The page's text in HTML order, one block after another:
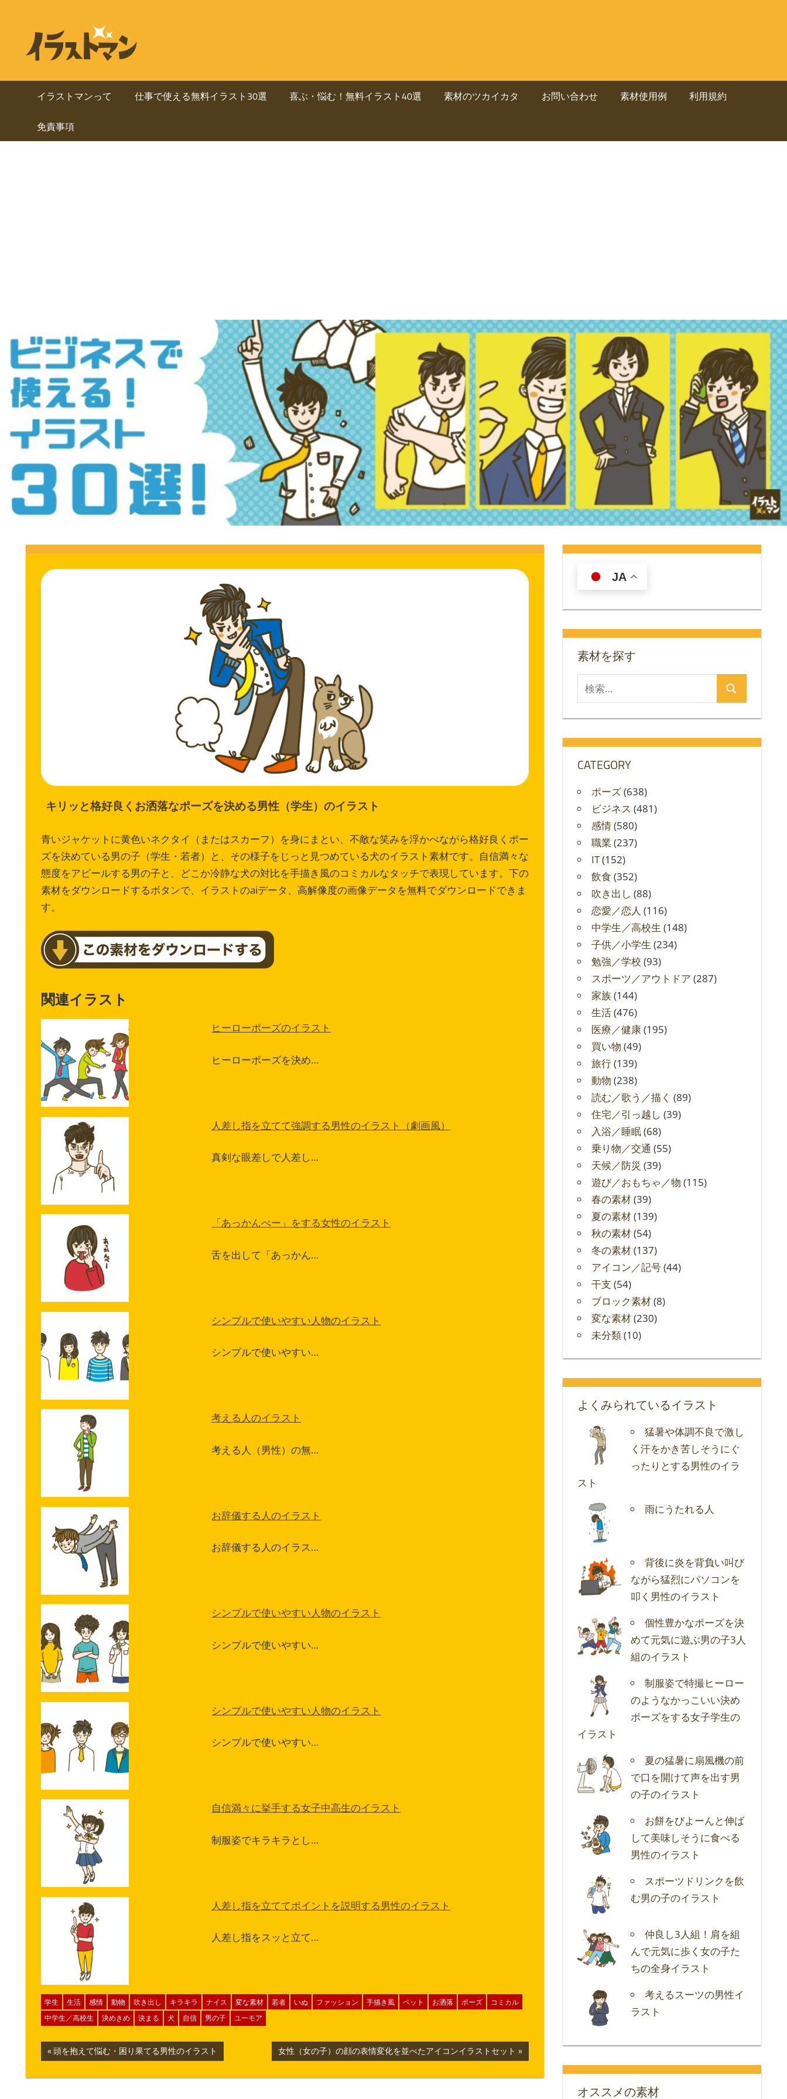
ッ
ネ
物
ト
専
サ
ト。
ラ
ス
ウ
ン
ロ
ー
ド
で
き
人
物
ラ
ト
イラストマンって 仕事で使える無料イラスト30選 喜ぶ・悩む！無料イラスト40選 素材のツカイカタ お問い合わせ 素材使用例 利用規約
免責事項
キリッと格好良くお洒落なポーズを決める男性（学生）のイラスト
青いジャケットに黄色いネクタイ（またはスカーフ）を身にまとい、不敵な笑みを浮かべながら格好良くポー
ズを決めている男の子（学生・若者）と、その様子をじっと見つめている犬のイラスト素材です。自信満々な
態度をアピールする男の子と、どこか冷静な犬の対比を手描き風のコミカルなタッチで表現しています。下の
素材をダウンロードするボタンで、イラストのaiデータ、高解像度の画像データを無料でダウンロードできま
す。
関連イラスト
ヒーローポーズのイラスト
ヒーローポーズを決め…
人差し指を立てて強調する男性のイラスト（劇画風）
真剣な眼差しで人差し…
「あっかんべー」をする女性のイラスト
舌を出して「あっかん…
シンプルで使いやすい人物のイラスト
シンプルで使いやすい…
考える人のイラスト
考える人（男性）の無…
お辞儀する人のイラスト
お辞儀する人のイラス…
シンプルで使いやすい人物のイラスト
シンプルで使いやすい…
シンプルで使いやすい人物のイラスト
シンプルで使いやすい…
自信満々に挙手する女子中高生のイラスト
制服姿でキラキラとし…
人差し指を立ててポイントを説明する男性のイラスト
人差し指をスッと立て…
学生 生活 感情 動物 吹き出し キラキラ ナイス 変な素材 若者 いぬ ファッション 手描き風 ペット お洒落 ポーズ
コミカル
中学生／高校生
決めきめ 決まる 犬 自信 男の子 ユーモア
投
稿
前
の
記
頭を抱えて悩む・困り果てる男性のイラスト
次
の
記
女性（女の子）の顔の表情変化を並べたアイコンイラストセット
JA
素材を探す
検
索
対
検
CATEGORY
ポーズ(638)
ビジネス (481)
感情(580)
職業 (237)
IT(152)
飲食 (352)
吹き出し (88)
恋愛／恋人 (116)
中学生／高校生 (148)
子供／小学生 (234)
勉強／学校 (93)
スポーツ／アウトドア (287)
家族(144)
生活(476)
医療／健康(195)
買い物 (49)
旅行(139)
動物 (238)
読む／歌う／描く (89)
住宅／引っ越し (39)
入浴／睡眠(68)
乗り物／交通 (55)
天候／防災 (39)
遊び／おもちゃ／物 (115)
春の素材(39)
夏の素材(139)
秋の素材(54)
冬の素材(137)
アイコン／記号(44)
干支 (54)
ブロック素材(8)
変な素材(230)
未分類(10)
よくみられているイラスト
猛暑や体調不良で激し
く汗をかき苦しそうにぐ
ったりとする男性のイラ
スト
雨にうたれる人
背後に炎を背負い叫び
ながら猛烈にパソコンを
叩く男性のイラスト
個性豊かなポーズを決
めて元気に遊ぶ男の子3人
組のイラスト
制服姿で特撮ヒーロー
のようなかっこいい決め
ポーズをする女子学生の
イラスト
夏の猛暑に扇風機の前
で口を開けて声を出す男
の子のイラスト
お餅をびよーんと伸ば
して美味しそうに食べる
男性のイラスト
スポーツドリンクを飲
む男の子のイラスト
仲良し3人組！肩を組
んで元気に歩く女の子た
ちの全身イラスト
考えるスーツの男性イ
ラスト
オススメの素材